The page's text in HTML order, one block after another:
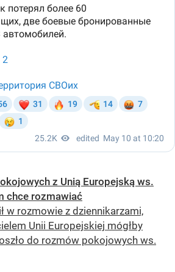
z Unią Europejską ws.
chce rozmawiać
w rozmowie z dziennikarzami,
Unii Europejskiej mógłby
do rozmów pokojowych ws.